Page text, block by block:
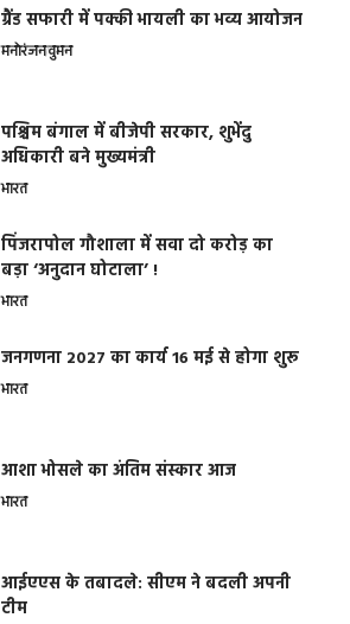
ग्रैंड सफारी में पक्की भायली का भव्य आयोजन
मनोरंजनवुमन
पश्चिम बंगाल में बीजेपी सरकार, शुभेंदु
अधिकारी बने मुख्यमंत्री
भारत
​पिंजरापोल गौशाला में सवा दो करोड़ का
बड़ा ‘अनुदान घोटाला’ !
भारत
जनगणना 2027 का कार्य 16 मई से होगा शुरू
भारत
आशा भोसले का अंतिम संस्कार आज
भारत
आईएएस के तबादले: सीएम ने बदली अपनी
टीम